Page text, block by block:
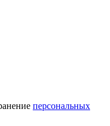
персональных